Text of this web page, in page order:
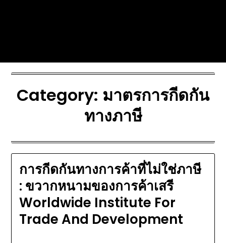
Category: มาตรการกีดกัน
ทางภาษี
การกีดกันทางการค้าที่ไม่ใช่ภาษี
: ขวากหนามของการค้าเสรี
Worldwide Institute For
Trade And Development